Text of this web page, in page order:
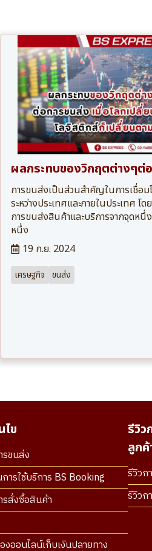
ผลกระทบของวิกฤตต่างๆต่
การขนส่งเป็นส่วนสำคัญในการเชื่อม
ระหว่างประเทศและภายในประเทศ โ
การขนส่งสินค้าและบริการจากจุดหนึ่
หนึ่ง
19 ก.ย. 2024
เศรษฐกิจ ขนส่ง
ข
รขนส่ง
ารใช้บริการ BS Booking
รสั่งซื้อสินค้า
ออนไลน์เก็บเงินปลายทาง
รีวิว
ลูกค้
รีวิว
รีวิวก